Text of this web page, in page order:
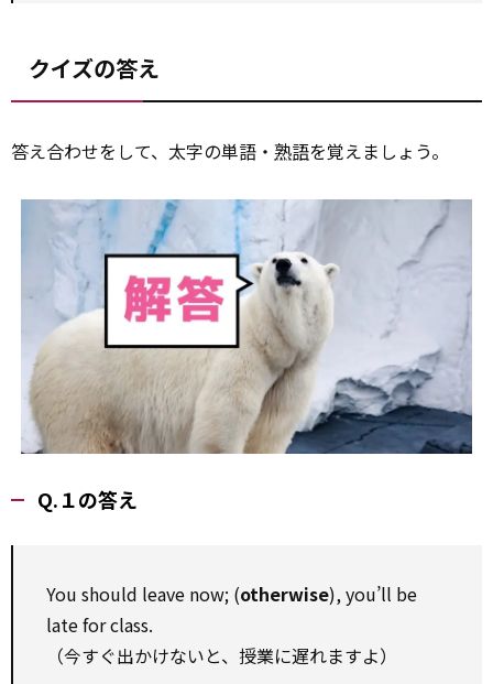
クイズの答え
答え合わせをして、太字の単語・ 熟語を覚えましょう。
Q.１の答え
You should leave now; (otherwise), you’ll be
late for class.
（今すぐ出かけないと、授業に遅れますよ）